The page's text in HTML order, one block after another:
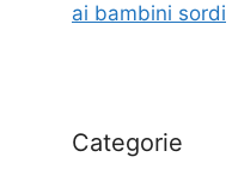
ai bambini sordi
Categorie